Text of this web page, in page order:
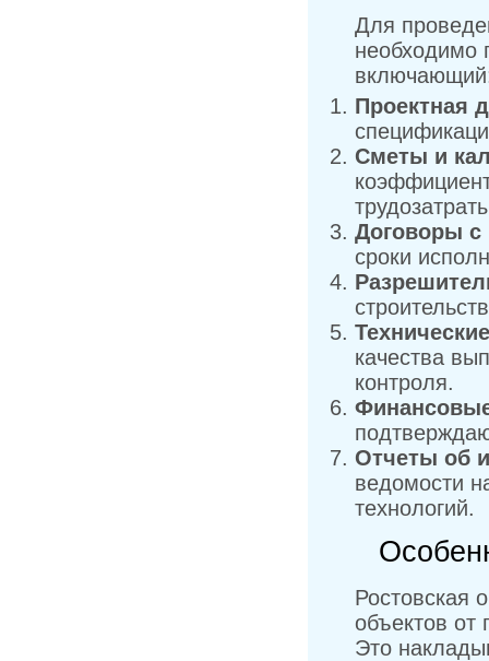
Для
необходимо
Проектная
Сметы и
Договоры с
сроки
качества
контроля.
Отчеты об
ведомости
технологий.
Ростовская
объектов
Это